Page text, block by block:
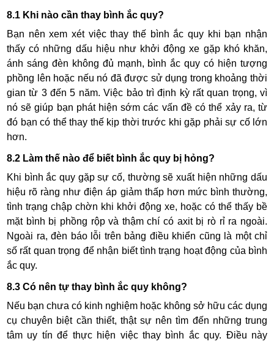
8.1 Khi nào cần thay bình ắc quy?
Bạn nên xem xét việc thay thế bình ắc quy khi bạn nhận
thấy có những dấu hiệu như khởi động xe gặp khó khăn,
ánh sáng đèn không đủ mạnh, bình ắc quy có hiện tượng
phồng lên hoặc nếu nó đã được sử dụng trong khoảng thời
gian từ 3 đến 5 năm. Việc bảo trì định kỳ rất quan trọng, vì
nó sẽ giúp bạn phát hiện sớm các vấn đề có thể xảy ra, từ
đó bạn có thể thay thế kịp thời trước khi gặp phải sự cố lớn
hơn.
8.2 Làm thế nào để biết bình ắc quy bị hỏng?
Khi bình ắc quy gặp sự cố, thường sẽ xuất hiện những dấu
hiệu rõ ràng như điện áp giảm thấp hơn mức bình thường,
tình trạng chập chờn khi khởi động xe, hoặc có thể thấy bề
mặt bình bị phồng rộp và thậm chí có axit bị rò rỉ ra ngoài.
Ngoài ra, đèn báo lỗi trên bảng điều khiển cũng là một chỉ
số rất quan trọng để nhận biết tình trạng hoạt động của bình
ắc quy.
8.3 Có nên tự thay bình ắc quy không?
Nếu bạn chưa có kinh nghiệm hoặc không sở hữu các dụng
cụ chuyên biệt cần thiết, thật sự nên tìm đến những trung
tâm uy tín để thực hiện việc thay bình ắc quy. Điều này